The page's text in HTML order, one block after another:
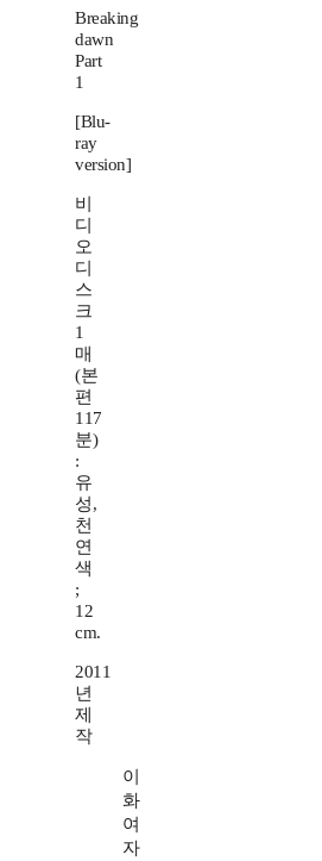
Breaking
dawn
Part
1
[Blu-
ray
version]
비
디
오
디
스
크
1
매
(본
편
117
분)
:
유
성,
천
연
색
;
12
cm.
2011
년
제
작
이
화
여
자